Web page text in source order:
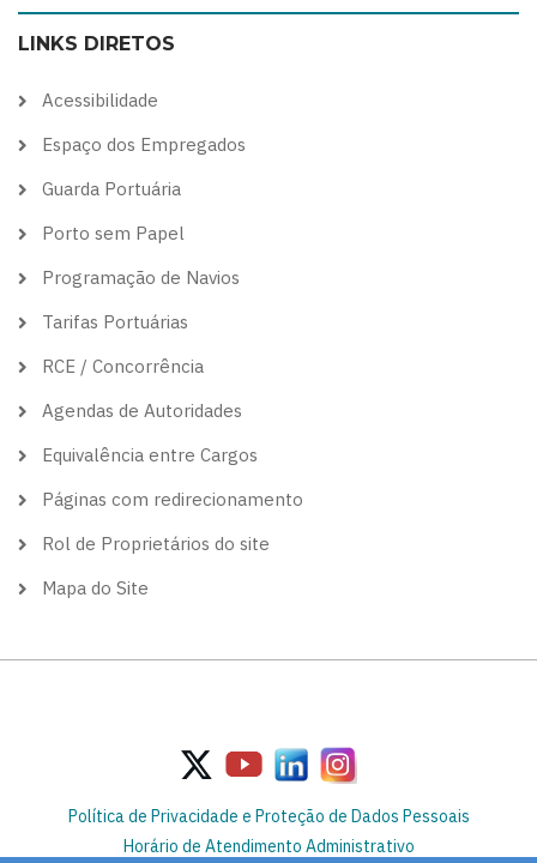
color
theme
blue
theme
high
visibility
soft
theme
LINKS DIRETOS
Acessibilidade
Espaço dos Empregados
Guarda Portuária
Porto sem Papel
Programação de Navios
Tarifas Portuárias
RCE / Concorrência
Agendas de Autoridades
Equivalência entre Cargos
Páginas com redirecionamento
Rol de Proprietários do site
Mapa do Site
Política de Privacidade e Proteção de Dados Pessoais
Horário de Atendimento Administrativo